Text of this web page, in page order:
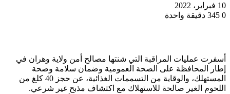
10 فبراير، 2022
0
دقيقة واحدة
أسفرت عمليات المراقبة التي شنتها مصالح أمن ولاية وهران في
إطار المحافظة على الصحة العمومية وضمان سلامة وصحة
المستهلك، والوقاية من التسممات الغذائية، عن حجز 40 كلغ من
اللحوم الغير صالحة للاستهلاك مع اكتشاف مذبح غير شرعي.